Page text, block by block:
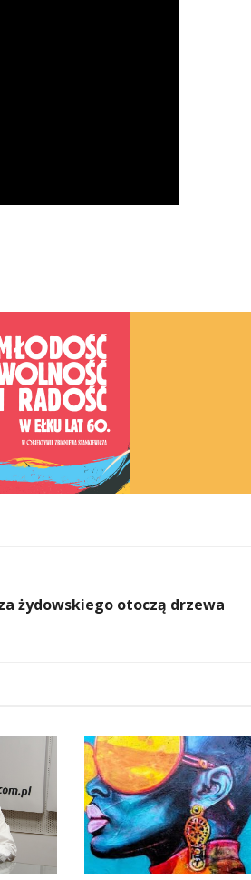
żydowskiego otoczą drzewa